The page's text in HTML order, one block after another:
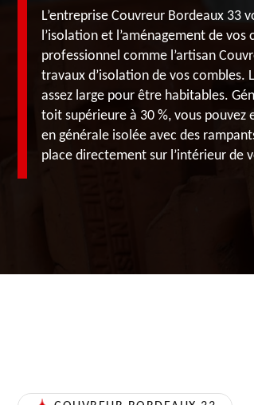
L’entreprise Couvreur Bordeaux 33
l’isolation et l’aménagement de
professionnel comme l’artisan
travaux d’isolation de vos combles.
assez large pour être habitables.
toit supérieure à 30 %, vous
en générale isolée avec des
place directement sur l’intérieur de